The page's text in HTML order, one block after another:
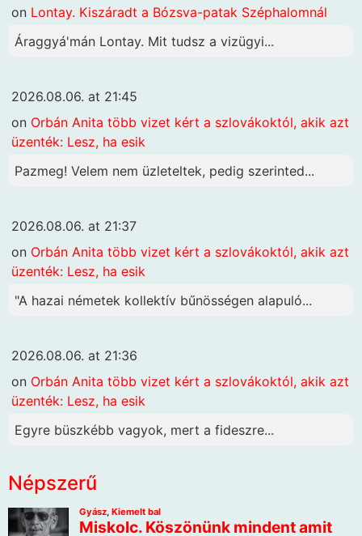
on Lontay. Kiszáradt a Bózsva-patak Széphalomnál
Áraggyá'mán Lontay. Mit tudsz a vizügyi...
2026.08.06. at 21:45
on Orbán Anita több vizet kért a szlovákoktól, akik azt
üzenték: Lesz, ha esik
Pazmeg! Velem nem üzleteltek, pedig szerinted...
2026.08.06. at 21:37
on Orbán Anita több vizet kért a szlovákoktól, akik azt
üzenték: Lesz, ha esik
"A hazai németek kollektív bűnösségen alapuló...
2026.08.06. at 21:36
on Orbán Anita több vizet kért a szlovákoktól, akik azt
üzenték: Lesz, ha esik
Egyre büszkébb vagyok, mert a fideszre...
Népszerű